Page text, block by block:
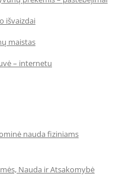
išvaizdai
maistas
– internetu
nauda fiziniams
Nauda ir Atsakomybė